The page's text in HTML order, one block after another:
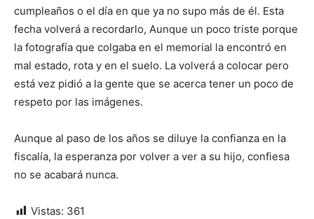
cumpleaños o el día en que ya no supo más de él. Esta
fecha volverá a recordarlo, Aunque un poco triste porque
la fotografía que colgaba en el memorial la encontró en
mal estado, rota y en el suelo. La volverá a colocar pero
está vez pidió a la gente que se acerca tener un poco de
respeto por las imágenes.
Aunque al paso de los años se diluye la confianza en la
fiscalía, la esperanza por volver a ver a su hijo, confiesa
no se acabará nunca.
Vistas: 361